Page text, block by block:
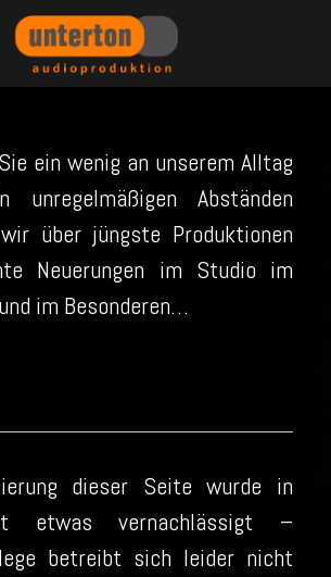
ein wenig an unserem Alltag
unregelmäßigen Abständen
über jüngste Produktionen
Neuerungen im Studio im
im Besonderen…
dieser Seite wurde in
etwas vernachlässigt –
betreibt sich leider nicht